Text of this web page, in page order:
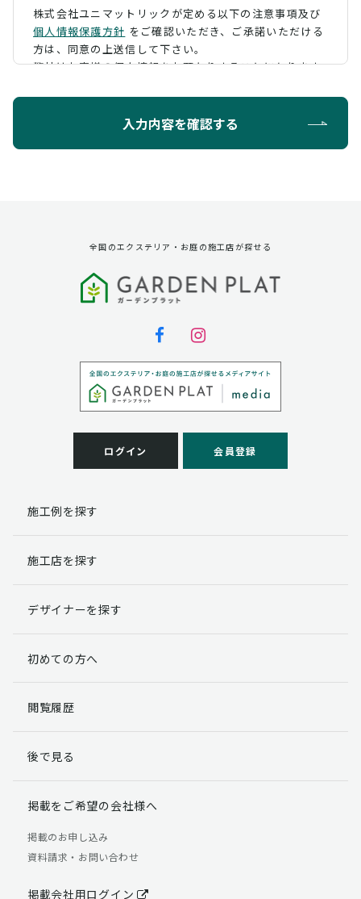
株式会社ユニマットリックが定める以下の注意事項及び
個人情報保護方針 をご確認いただき、 ご承諾いただける
方は、同意の上送信して下さい。
弊社はお客様の個人情報をお預かりすることになります
ように定め、保護に努めております。
第三者への提供
弊社は法律で定められている場合を除いて、お客様の個
個人情報の取扱い業務の委託
弊社は事業運営上、お客様により良いサービスを提供す
るために業務の一部を外部に委託しており、業務委託先
客様には、貴殿の個人情報の利用目的の通知、開示、訂
理・機密保持などによりお客様の個人情報の漏洩防止に
個人情報提出の任意性
す。
らかじめご了承ください。
個人情報の開示請求について
る権利があります。
「個人情報の取り扱いについて」
【お問合せ先】 個人情報問合せ窓口
TEL：03-5411-7891（平日9:00 ～ 18:00）
入力内容を確認する
全国のエクステリア・お庭の施工店が探せる
ログイン 会員登録
施工例を探す
施工店を探す
デザイナーを探す
初めての方へ
閲覧履歴
後で見る
掲載をご希望の会社様へ
掲載のお申し込み
資料請求・お問い合わせ
掲載会社用ログイン